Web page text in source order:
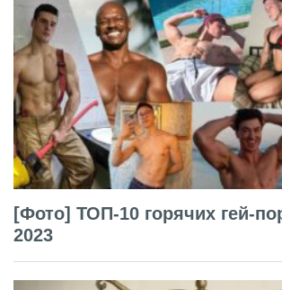
[Фото] ТОП-10 горячих гей-
2023